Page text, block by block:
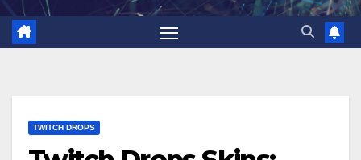
TWITCH DROPS